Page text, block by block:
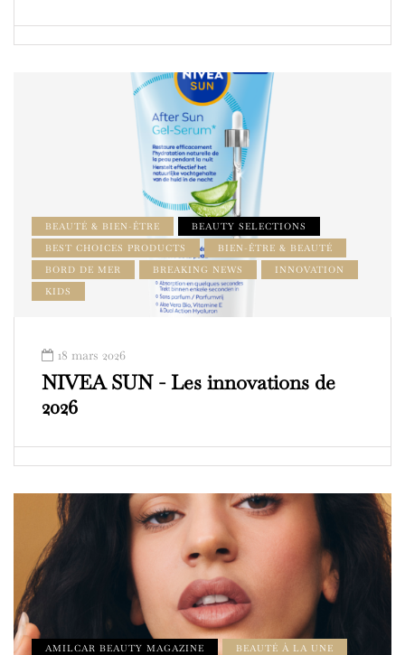
BEAUTÉ & BIEN-ÊTRE
BEAUTY SELECTIONS
BEST CHOICES PRODUCTS
BIEN-ÊTRE & BEAUTÉ
BORD DE MER
BREAKING NEWS
INNOVATION
KIDS
18 mars 2026
NIVEA SUN - Les innovations de
2026
AMILCAR BEAUTY MAGAZINE
BEAUTÉ À LA UNE